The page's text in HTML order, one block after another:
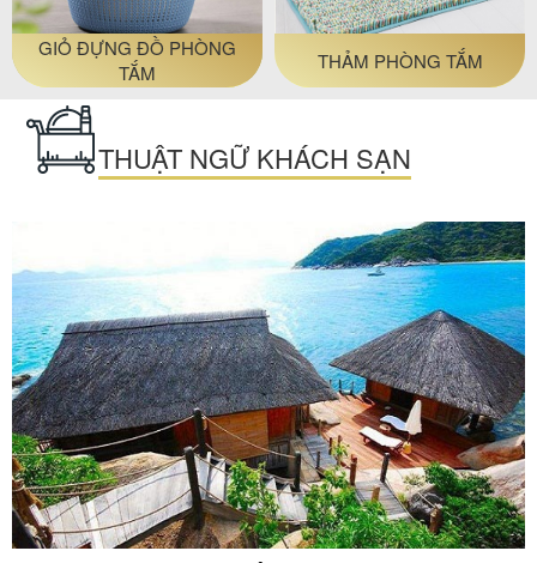
GIỎ ĐỰNG ĐỒ PHÒNG
TẮM
THẢM PHÒNG TẮM
THUẬT NGỮ KHÁCH SẠN